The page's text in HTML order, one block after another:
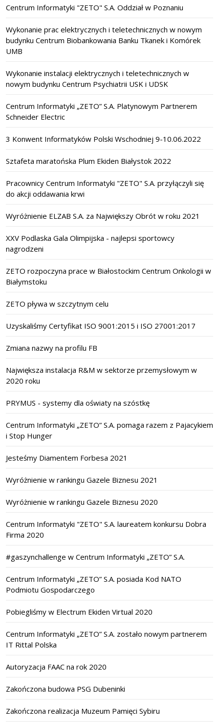
Centrum Informatyki "ZETO" S.A. Oddział w Poznaniu
Wykonanie prac elektrycznych i teletechnicznych w nowym
budynku Centrum Biobankowania Banku Tkanek i Komórek
UMB
Wykonanie instalacji elektrycznych i teletechnicznych w
nowym budynku Centrum Psychiatrii USK i UDSK
Centrum Informatyki „ZETO” S.A. Platynowym Partnerem
Schneider Electric
3 Konwent Informatyków Polski Wschodniej 9-10.06.2022
Sztafeta maratońska Plum Ekiden Białystok 2022
Pracownicy Centrum Informatyki "ZETO" S.A. przyłączyli się
do akcji oddawania krwi
Wyróżnienie ELZAB S.A. za Największy Obrót w roku 2021
XXV Podlaska Gala Olimpijska - najlepsi sportowcy
nagrodzeni
ZETO rozpoczyna prace w Białostockim Centrum Onkologii w
Białymstoku
ZETO pływa w szczytnym celu
Uzyskaliśmy Certyfikat ISO 9001:2015 i ISO 27001:2017
Zmiana nazwy na profilu FB
Największa instalacja R&M w sektorze przemysłowym w
2020 roku
PRYMUS - systemy dla oświaty na szóstkę
Centrum Informatyki „ZETO” S.A. pomaga razem z Pajacykiem
i Stop Hunger
Jesteśmy Diamentem Forbesa 2021
Wyróżnienie w rankingu Gazele Biznesu 2021
Wyróżnienie w rankingu Gazele Biznesu 2020
Centrum Informatyki "ZETO" S.A. laureatem konkursu Dobra
Firma 2020
#gaszynchallenge w Centrum Informatyki „ZETO” S.A.
Centrum Informatyki „ZETO” S.A. posiada Kod NATO
Podmiotu Gospodarczego
Pobiegliśmy w Electrum Ekiden Virtual 2020
Centrum Informatyki „ZETO” S.A. zostało nowym partnerem
IT Rittal Polska
Autoryzacja FAAC na rok 2020
Zakończona budowa PSG Dubeninki
Zakończona realizacja Muzeum Pamięci Sybiru